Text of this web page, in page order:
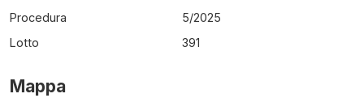
Procedura
5/2025
Lotto
391
Mappa